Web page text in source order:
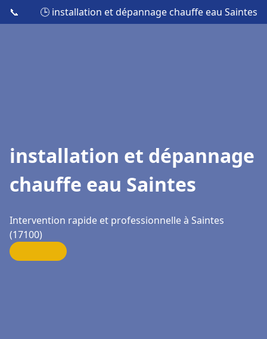
📞 🕒 installation et dépannage chauffe eau Saintes
installation et dépannage
chauffe eau Saintes
Intervention rapide et professionnelle à Saintes
(17100)